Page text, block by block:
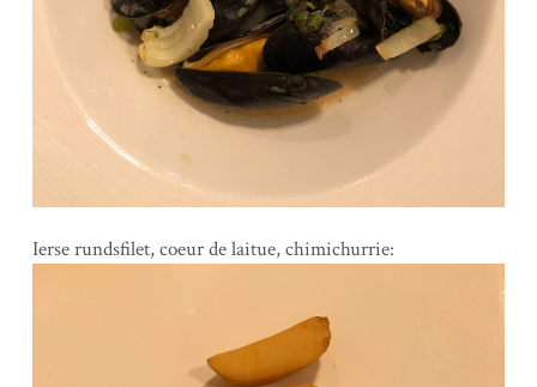
Ierse rundsfilet, coeur de laitue, chimichurrie: